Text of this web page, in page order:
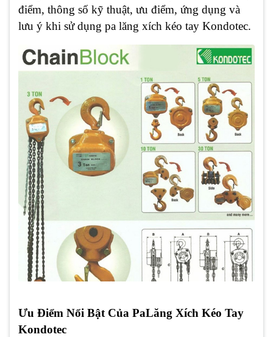
điểm, thông số kỹ thuật, ưu điểm, ứng dụng và
lưu ý khi sử dụng pa lăng xích kéo tay Kondotec.
Ưu Điểm Nổi Bật Của PaLăng Xích Kéo Tay
Kondotec